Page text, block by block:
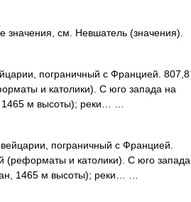
значения, см. Невшатель (значения).
пограничный с Францией. 807,8
и католики). С юго запада на
1465 м высоты); реки… …
пограничный с Францией.
(реформаты и католики). С юго запада
1465 м высоты); реки… …